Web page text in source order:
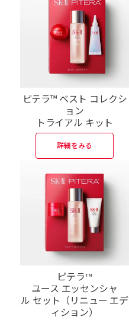
ピテラ™ ベスト コレクシ
ョン
トライアル キット
詳細をみる
ピテラ TM
ユース エッセンシャ
ル セット（リニュー エデ
ィション）